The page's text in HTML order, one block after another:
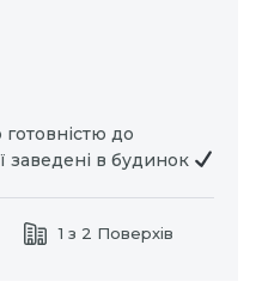
до
заведені в будинок
Переливний
1 з 2 Поверхів